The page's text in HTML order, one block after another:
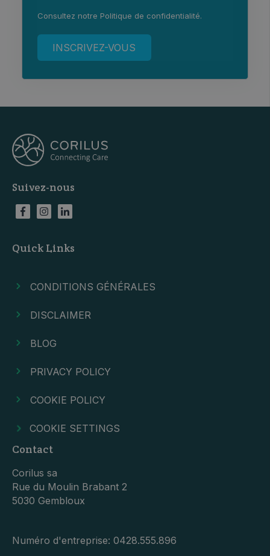
Consultez notre Politique de confidentialité.
Suivez-nous
Quick Links
CONDITIONS GÉNÉRALES
DISCLAIMER
BLOG
PRIVACY POLICY
COOKIE POLICY
COOKIE SETTINGS
Contact
Corilus sa
Rue du Moulin Brabant 2
5030 Gembloux
Numéro d'entreprise: 0428.555.896